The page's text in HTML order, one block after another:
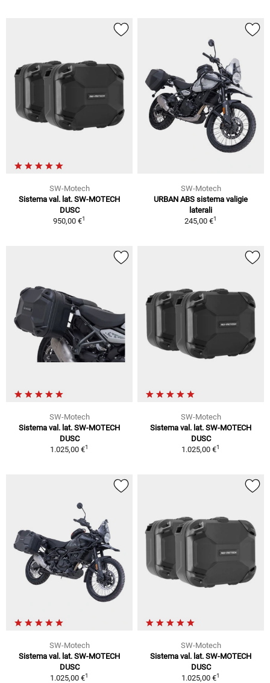
SW-Motech
Sistema val. lat. SW-MOTECH
DUSC
950,00 €1
SW-Motech
URBAN ABS sistema valigie
laterali
245,00 €1
SW-Motech
Sistema val. lat. SW-MOTECH
DUSC
1.025,00 €1
SW-Motech
Sistema val. lat. SW-MOTECH
DUSC
1.025,00 €1
SW-Motech
Sistema val. lat. SW-MOTECH
DUSC
1.025,00 €1
SW-Motech
Sistema val. lat. SW-MOTECH
DUSC
1.025,00 €1